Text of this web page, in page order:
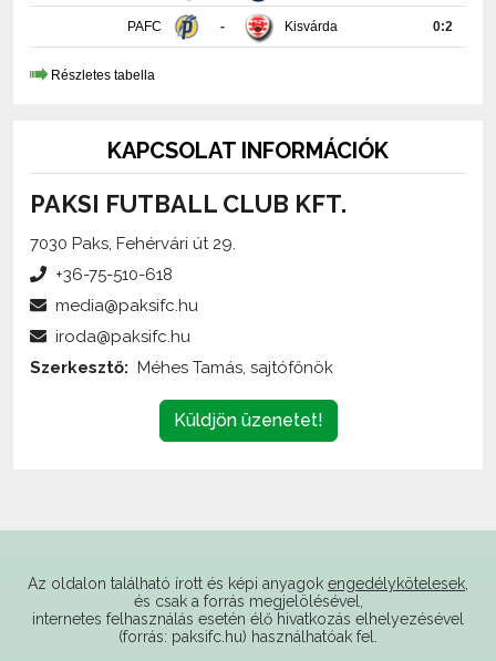
Részletes tabella
PAKSI FUTBALL CLUB KFT.
7030 Paks, Fehérvári út 29.
Küldjön üzenetet!
internetes felhasználás esetén élő hivatkozás elhelyezésével
(forrás: paksifc.hu) használhatóak fel.
Támogatóink